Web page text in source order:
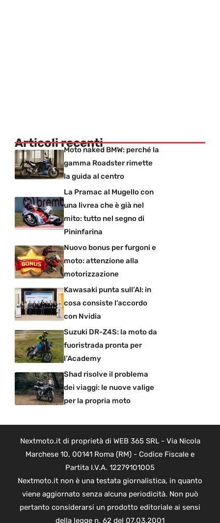
Articoli recentiMoto naked BMW: perché la
gamma Roadster rimette
la guida al centro
La Pramac al Mugello con
una livrea che è già nel
mito: tutto nel segno di
Pininfarina
Nuovo bonus per furgoni e
moto: attenzione alla
motorizzazione
Kawasaki punta sull’AI: in
cosa consiste l’accordo
con Nvidia
Suzuki DR-Z4S: la moto da
fuoristrada pronta per
l’Academy
Shad risolve il problema
dei viaggi: le nuove valige
per la propria moto
Nextmoto.it di proprietà di WEB 365 SRL - Via Nicola
Marchese 10, 00141 Roma (RM) - Codice Fiscale e
Partita I.V.A. 12279101005
Nextmoto.it non è una testata giornalistica, in quanto
viene aggiornato senza alcuna periodicità. Non può
pertanto considerarsi un prodotto editoriale ai sensi
della legge n. 62 del 07.03.2001